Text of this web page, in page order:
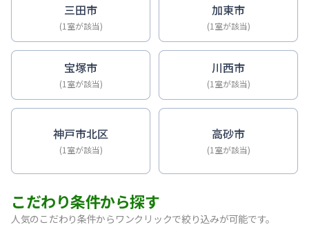
三田市
(1室が該当)
加東市
(1室が該当)
宝塚市
(1室が該当)
川西市
(1室が該当)
神戸市北区
(1室が該当)
高砂市
(1室が該当)
こだわり条件から探す
人気のこだわり条件からワンクリックで絞り込みが可能です。